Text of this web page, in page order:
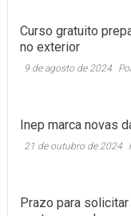
Curso gratuito
no exterior
9 de agosto de 2024
Inep marca novas
21 de outubro de 2024
Prazo para